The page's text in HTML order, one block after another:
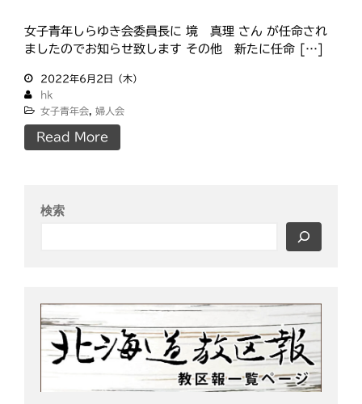
女子青年しらゆき会委員長に 境 真理 さん が任命され
ましたのでお知らせ致します その他 新たに任命 […]
2022年6月2日（木）
hk
女子青年会, 婦人会
Read More
検索